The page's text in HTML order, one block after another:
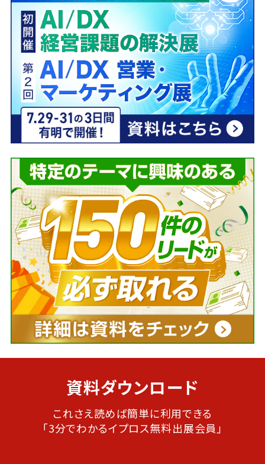
資料ダウンロード
これさえ読めば簡単に利用できる
「3分でわかるイプロス無料出展会員」